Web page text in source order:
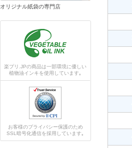
オリジナル紙袋の専門店
楽プリ.JPの商品は一部環境に優しい
植物油インキを使用しています｡
お客様のプライバシー保護のため
SSL暗号化通信を採用しています｡